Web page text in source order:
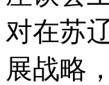
对在苏
展战略